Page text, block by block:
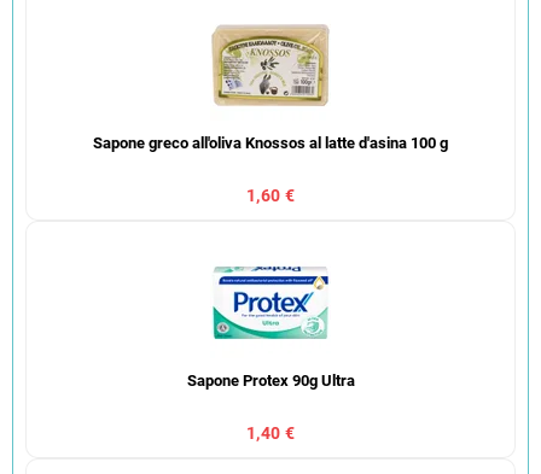
Sapone greco all'oliva Knossos al latte d'asina 100 g
1,60 €
Sapone Protex 90g Ultra
1,40 €